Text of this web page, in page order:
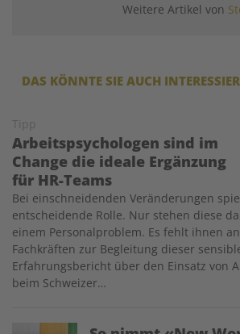
Weitere Artikel von
DAS KÖNNTE SIE AUCH
Tipp
Arbeitspsychologen sind im
Change die ideale Ergänzung
für HR-Teams
Bei einschneidenden Veränderungen
entscheidende Rolle. Nur stehen diese
einem Personalproblem. Es fehlt ihnen
Fachkräften zur Begleitung dieser
Erfahrungsbericht über den Einsatz von
beim Schweizer…